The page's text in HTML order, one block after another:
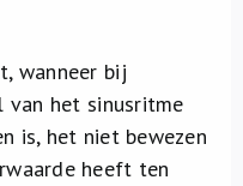
wanneer bij
het sinusritme
is, het niet bewezen
heeft ten